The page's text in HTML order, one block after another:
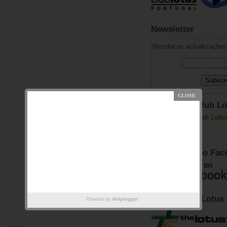
Powered by Helplogger
Newsletter
Receba as
Adesão ao Club
Club Lotus no
Fórum Club Lotus